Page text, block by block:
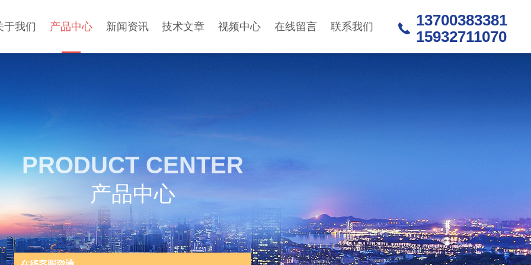
于我们 产品中心 新闻资讯 技术文章 视频中心 在线留言 联系我们
13700383381
15932711070
PRODUCT CENTER
产品中心